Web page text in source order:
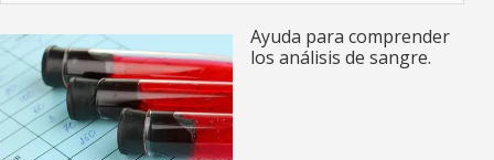
Ayuda para comprender
los análisis de sangre.